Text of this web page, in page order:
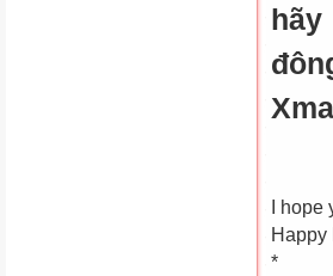
I
Happy
*